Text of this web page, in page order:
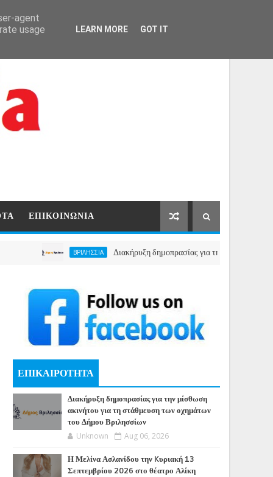
ΕΠΙΚΟΙΝΩΝΙΑ
ΒΡΙΛΗΣΣΙΑ Διακήρυξη δημοπρασίας για την μίσθωση ακινήτου για
ΕΠΙΚΑΙΡΟΤΗΤΑ
Διακήρυξη δημοπρασίας για την μίσθωση
ακινήτου για τη στάθμευση των οχημάτων
του Δήμου Βριλησσίων
Unknown Aug 06, 2026
Η Μελίνα Ασλανίδου την Kυριακή 13
Σεπτεμβρίου 2026 στο θέατρο Αλίκη
agent
usage
LEARN MORE GOT IT